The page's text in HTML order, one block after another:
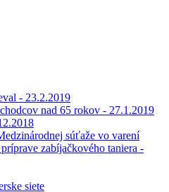
- 23.2.2019
nad 65 rokov - 27.1.2019
súťaže vo varení
zabíjačkového taniera -
siete